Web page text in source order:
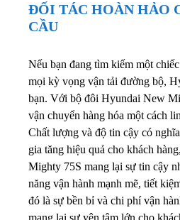
ĐỐI TÁC HOÀN HẢO
CẦU
Nếu bạn đang tìm kiếm một
mọi kỳ vọng vận tải đường bộ,
bạn. Với bộ đôi Hyundai New
vận chuyển hàng hóa một cách
Chất lượng và độ tin cậy có
gia tăng hiệu quả cho khách
Mighty 75S mang lại sự tin cậy
năng vận hành mạnh mẽ, tiết
đó là sự bền bỉ và chi phí vận